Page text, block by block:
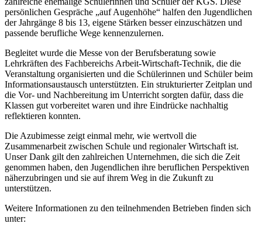
persönlichen Gespräche „auf Augenhöhe“ halfen den Jugendlichen
der Jahrgänge 8 bis 13, eigene Stärken besser einzuschätzen und
passende berufliche Wege kennenzulernen.
Begleitet wurde die Messe von der Berufsberatung sowie
Lehrkräften des Fachbereichs Arbeit-Wirtschaft-Technik, die die
Veranstaltung organisierten und die Schülerinnen und Schüler beim
Informationsaustausch unterstützten. Ein strukturierter Zeitplan und
die Vor- und Nachbereitung im Unterricht sorgten dafür, dass die
Klassen gut vorbereitet waren und ihre Eindrücke nachhaltig
reflektieren konnten.
Die Azubimesse zeigt einmal mehr, wie wertvoll die
Zusammenarbeit zwischen Schule und regionaler Wirtschaft ist.
Unser Dank gilt den zahlreichen Unternehmen, die sich die Zeit
genommen haben, den Jugendlichen ihre beruflichen Perspektiven
näherzubringen und sie auf ihrem Weg in die Zukunft zu
unterstützen.
Weitere Informationen zu den teilnehmenden Betrieben finden sich
unter: